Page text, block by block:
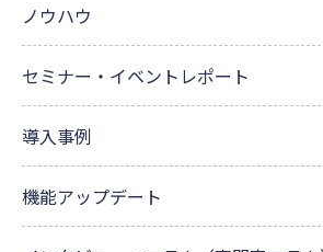
ノウハウ
セミナー・イベントレポート
導入事例
機能アップデート